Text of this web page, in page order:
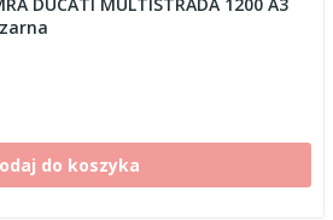
do koszyka